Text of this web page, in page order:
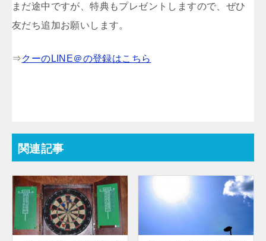
まだ途中ですが、特典もプレゼントしますので、ぜひ
友だち追加お願いします。
⇒クーのLINE＠の登録はこちら
関連記事